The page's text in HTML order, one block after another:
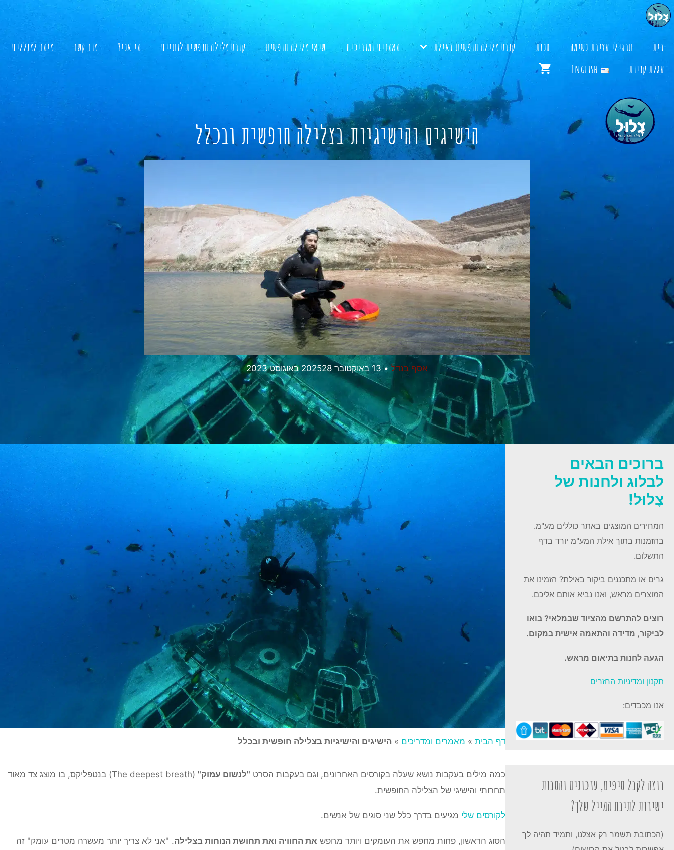
לדלג
לתוכן
בית תרגילי עצירת נשימה חנות קורס צלילה חופשית באילת מאמרים ומדריכים שיאי צלילה חופשית קורס צלילה חופשית לדתיים מי אני? צור קשר
צימר לצוללים
עגלת קניות
English
הישיגים והישיגיות בצלילה חופשית ובכלל
אסף בנדל • 13 באוקטובר 2025 28 באוגוסט 2023
דף הבית » מאמרים ומדריכים » הישיגים והישיגיות בצלילה חופשית ובכלל
כמה מילים בעקבות נושא שעלה בקורסים האחרונים, וגם בעקבות הסרט "לנשום עמוק"
(The deepest breath) בנטפליקס, בו מוצג צד מאוד
תחרותי והישיגי של הצלילה החופשית.
לקורסים שלי מגיעים בדרך כלל שני סוגים של אנשים.
הסוג הראשון, פחות מחפש את העומקים ויותר מחפש את החוויה ואת תחושת הנוחות בצלילה. "אני לא צריך יותר מעשרה מטרים עומק" זה
ברוכים הבאים
לבלוג ולחנות של
צָלוּל!
המחירים המוצגים באתר כוללים מע"מ.
בהזמנות בתוך אילת המע"מ יורד בדף
התשלום.
גרים או מתכננים ביקור באילת? הזמינו את
המוצרים מראש, ואנו נביא אותם אליכם.
רוצים להתרשם מהציוד שבמלאי? בואו
לביקור, מדידה והתאמה אישית במקום.
הגעה לחנות בתיאום מראש.
תקנון ומדיניות החזרים
אנו מכבדים:
רוצה לקבל טיפים, עדכונים והטבות
ישירות לתיבת המייל שלך?
(הכתובת תשמר רק אצלנו, ותמיד תהיה לך